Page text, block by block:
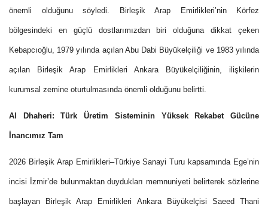
önemli olduğunu söyledi. Birleşik Arap Emirlikleri’nin Körfez
bölgesindeki en güçlü dostlarımızdan biri olduğuna dikkat çeken
Kebapcıoğlu, 1979 yılında açılan Abu Dabi Büyükelçiliği ve 1983 yılında
açılan Birleşik Arap Emirlikleri Ankara Büyükelçiliğinin, ilişkilerin
kurumsal zemine oturtulmasında önemli olduğunu belirtti.
Al Dhaheri: Türk Üretim Sisteminin Yüksek Rekabet Gücüne
İnancımız Tam
2026 Birleşik Arap Emirlikleri–Türkiye Sanayi Turu kapsamında Ege’nin
incisi İzmir’de bulunmaktan duydukları memnuniyeti belirterek sözlerine
başlayan Birleşik Arap Emirlikleri Ankara Büyükelçisi Saeed Thani